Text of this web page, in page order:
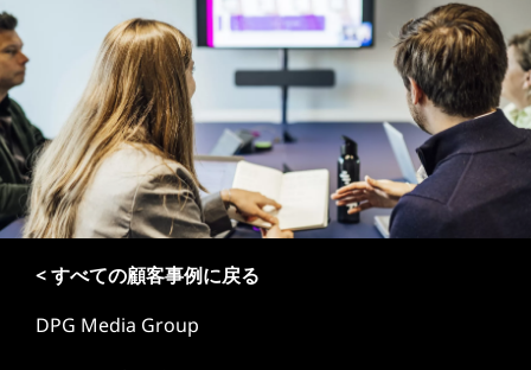
< すべての顧客事例に戻る
DPG Media Group